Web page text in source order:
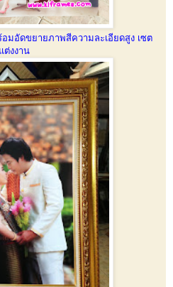
มอัดขยายภาพสีความละเอียดสูง เซต
แต่งงาน